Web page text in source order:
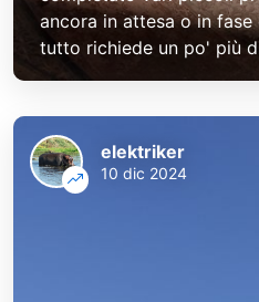
ancora in attesa o in
tutto richiede un po' più
elektriker
10 dic 2024